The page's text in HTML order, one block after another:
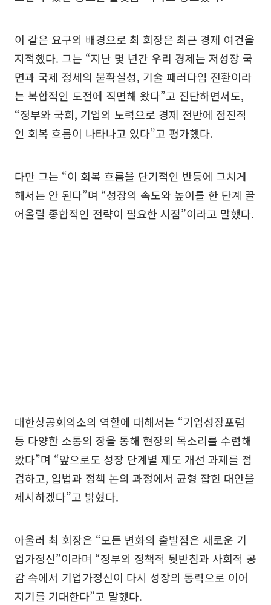
이 같은 요구의 배경으로 최 회장은 최근 경제 여건을
지적했다. 그는 “지난 몇 년간 우리 경제는 저성장 국
면과 국제 정세의 불확실성, 기술 패러다임 전환이라
는 복합적인 도전에 직면해 왔다”고 진단하면서도,
“정부와 국회, 기업의 노력으로 경제 전반에 점진적
인 회복 흐름이 나타나고 있다”고 평가했다.
다만 그는 “이 회복 흐름을 단기적인 반등에 그치게
해서는 안 된다”며 “성장의 속도와 높이를 한 단계 끌
어올릴 종합적인 전략이 필요한 시점”이라고 말했다.
대한상공회의소의 역할에 대해서는 “기업성장포럼
등 다양한 소통의 장을 통해 현장의 목소리를 수렴해
왔다”며 “앞으로도 성장 단계별 제도 개선 과제를 점
검하고, 입법과 정책 논의 과정에서 균형 잡힌 대안을
제시하겠다”고 밝혔다.
아울러 최 회장은 “모든 변화의 출발점은 새로운 기
업가정신”이라며 “정부의 정책적 뒷받침과 사회적 공
감 속에서 기업가정신이 다시 성장의 동력으로 이어
지기를 기대한다”고 말했다.